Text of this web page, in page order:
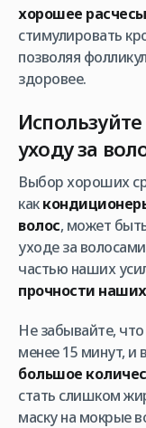
хорошее
стимулировать
позволяя
здоровее.
уходу за
Выбор хороших
как
волос, может
уходе за
частью наших
прочности
Не забывайте,
менее 15 минут, и
большое
стать слишком
маску на мокрые